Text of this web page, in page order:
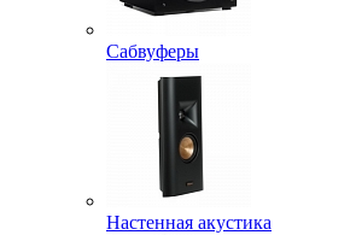
Сабвуферы
Настенная акустика